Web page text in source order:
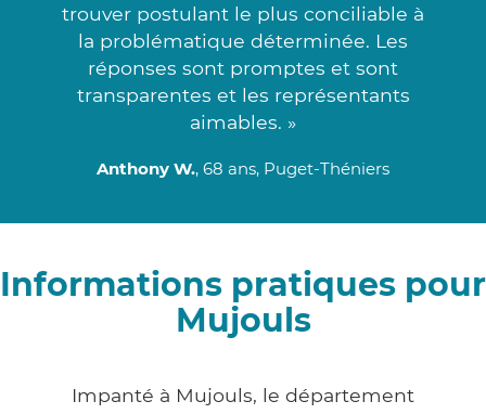
trouver postulant le plus conciliable à
la problématique déterminée. Les
réponses sont promptes et sont
transparentes et les représentants
aimables. »
Anthony W., 68 ans, Puget-Théniers
Informations pratiques pour
Mujouls
Impanté à Mujouls, le département